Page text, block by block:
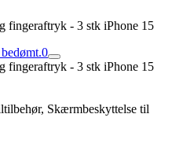
fingeraftryk - 3 stk iPhone 15
0
fingeraftryk - 3 stk iPhone 15
Skærmbeskyttelse til